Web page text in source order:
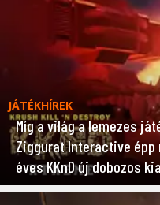
JÁTÉKHÍREK
Míg a világ a lemezes
Ziggurat Interactive épp
éves KKnD új dobozos